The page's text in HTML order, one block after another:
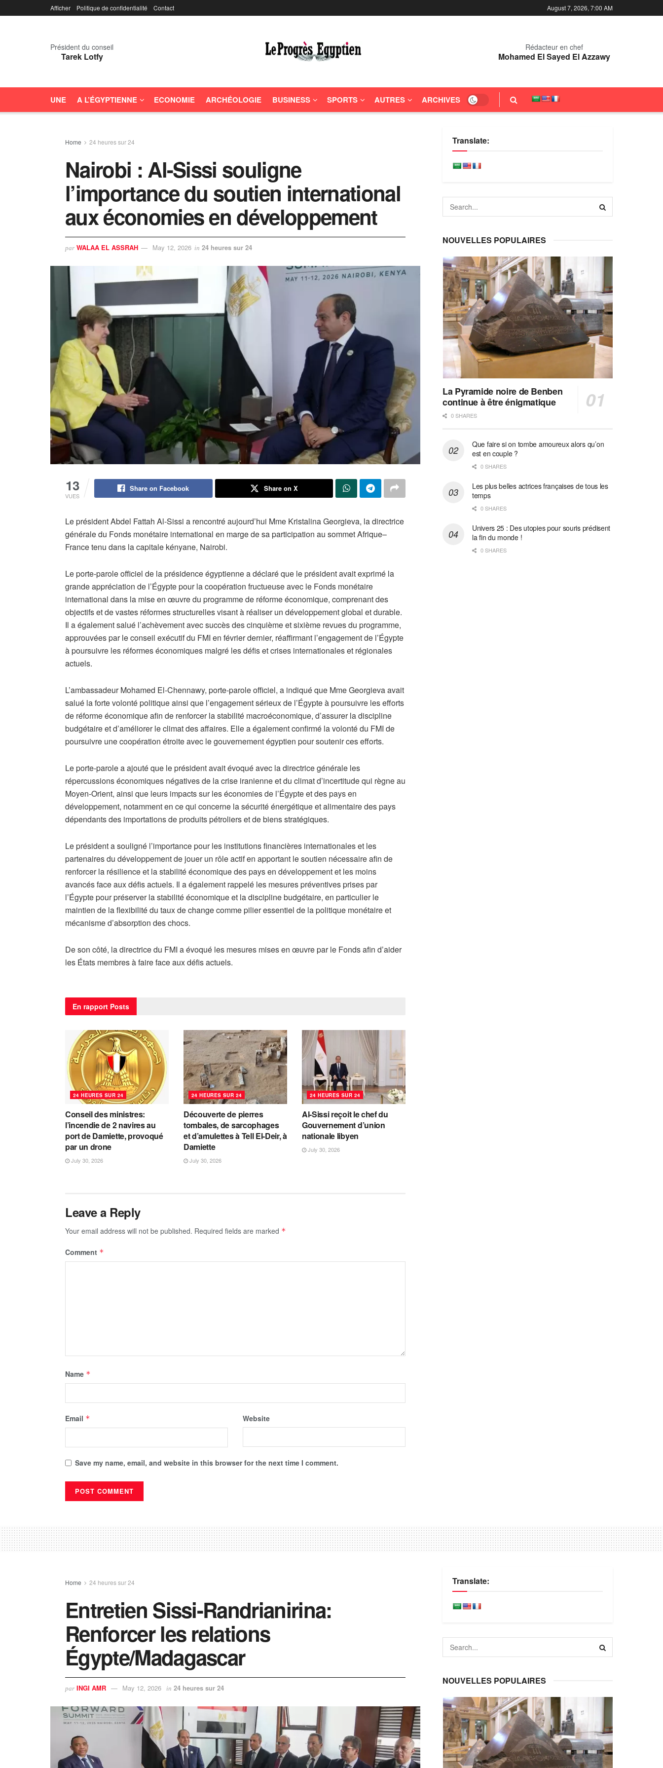
Afficher Politique de confidentialité Contact August 7, 2026, 7:00 AM
Président du conseil
Tarek Lotfy
Rédacteur en chef
Mohamed El Sayed El Azzawy
UNE A L’ÉGYPTIENNE ECONOMIE ARCHÉOLOGIE BUSINESS SPORTS AUTRES ARCHIVES
Home 24 heures sur 24
Nairobi : Al-Sissi souligne
l’importance du soutien international
aux économies en développement
par WALAA EL ASSRAH May 12, 2026 in 24 heures sur 24
13
VUES
Share on Facebook Share on X
Le président Abdel Fattah Al-Sissi a rencontré aujourd’hui Mme Kristalina Georgieva, la directrice
générale du Fonds monétaire international en marge de sa participation au sommet Afrique–
France tenu dans la capitale kényane, Nairobi.
Le porte-parole officiel de la présidence égyptienne a déclaré que le président avait exprimé la
grande appréciation de l’Égypte pour la coopération fructueuse avec le Fonds monétaire
international dans la mise en œuvre du programme de réforme économique, comprenant des
objectifs et de vastes réformes structurelles visant à réaliser un développement global et durable.
Il a également salué l’achèvement avec succès des cinquième et sixième revues du programme,
approuvées par le conseil exécutif du FMI en février dernier, réaffirmant l’engagement de l’Égypte
à poursuivre les réformes économiques malgré les défis et crises internationales et régionales
actuels.
L’ambassadeur Mohamed El-Chennawy, porte-parole officiel, a indiqué que Mme Georgieva avait
salué la forte volonté politique ainsi que l’engagement sérieux de l’Égypte à poursuivre les efforts
de réforme économique afin de renforcer la stabilité macroéconomique, d’assurer la discipline
budgétaire et d’améliorer le climat des affaires. Elle a également confirmé la volonté du FMI de
poursuivre une coopération étroite avec le gouvernement égyptien pour soutenir ces efforts.
Le porte-parole a ajouté que le président avait évoqué avec la directrice générale les
répercussions économiques négatives de la crise iranienne et du climat d’incertitude qui règne au
Moyen-Orient, ainsi que leurs impacts sur les économies de l’Égypte et des pays en
développement, notamment en ce qui concerne la sécurité énergétique et alimentaire des pays
dépendants des importations de produits pétroliers et de biens stratégiques.
Le président a souligné l’importance pour les institutions financières internationales et les
partenaires du développement de jouer un rôle actif en apportant le soutien nécessaire afin de
renforcer la résilience et la stabilité économique des pays en développement et les moins
avancés face aux défis actuels. Il a également rappelé les mesures préventives prises par
l’Égypte pour préserver la stabilité économique et la discipline budgétaire, en particulier le
maintien de la flexibilité du taux de change comme pilier essentiel de la politique monétaire et
mécanisme d’absorption des chocs.
De son côté, la directrice du FMI a évoqué les mesures mises en œuvre par le Fonds afin d’aider
les États membres à faire face aux défis actuels.
En rapport Posts
24 HEURES SUR 24
Conseil des ministres:
l’incendie de 2 navires au
port de Damiette, provoqué
par un drone
July 30, 2026
24 HEURES SUR 24
Découverte de pierres
tombales, de sarcophages
et d’amulettes à Tell El-Deir, à
Damiette
July 30, 2026
24 HEURES SUR 24
Al-Sissi reçoit le chef du
Gouvernement d’union
nationale libyen
July 30, 2026
Leave a Reply
Your email address will not be published. Required fields are marked *
Comment *
Name *
Email * Website
Save my name, email, and website in this browser for the next time I comment.
Translate:
NOUVELLES POPULAIRES
La Pyramide noire de Benben
continue à être énigmatique
0 SHARES
Que faire si on tombe amoureux alors qu’on
est en couple ?
0 SHARES
Les plus belles actrices françaises de tous les
temps
0 SHARES
Univers 25 : Des utopies pour souris prédisent
la fin du monde !
0 SHARES
Home 24 heures sur 24
Entretien Sissi-Randrianirina:
Renforcer les relations
Égypte/Madagascar
par INGI AMR May 12, 2026 in 24 heures sur 24
Translate:
NOUVELLES POPULAIRES